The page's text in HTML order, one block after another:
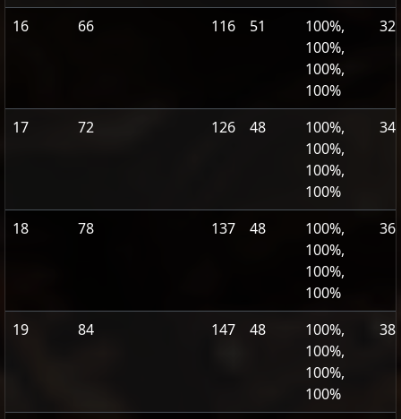
16 66 116 51
100%,
100%,
100%,
100%
32
17 72 126 48
100%,
100%,
100%,
100%
34
18 78 137 48
100%,
100%,
100%,
100%
36
19 84 147 48
100%,
100%,
100%,
100%
38